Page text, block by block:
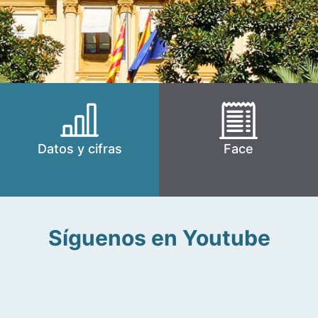
Datos y cifras Face
Síguenos en Youtube